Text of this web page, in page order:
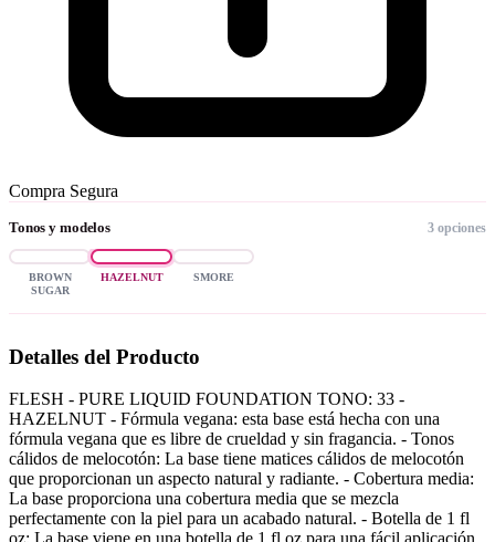
Compra Segura
Tonos y modelos 3 opciones
BROWN
SUGAR
HAZELNUT SMORE
Detalles del Producto
FLESH - PURE LIQUID FOUNDATION TONO: 33 -
HAZELNUT - Fórmula vegana: esta base está hecha con una
fórmula vegana que es libre de crueldad y sin fragancia. - Tonos
cálidos de melocotón: La base tiene matices cálidos de melocotón
que proporcionan un aspecto natural y radiante. - Cobertura media:
La base proporciona una cobertura media que se mezcla
perfectamente con la piel para un acabado natural. - Botella de 1 fl